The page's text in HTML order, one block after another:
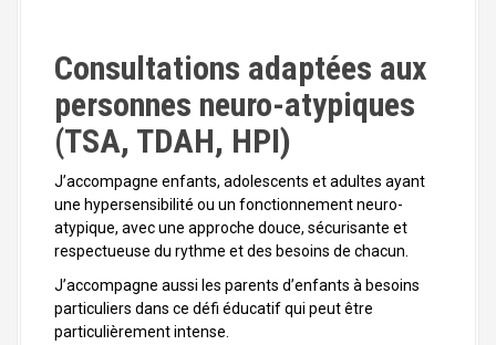
Consultations adaptées aux
personnes neuro-atypiques
(TSA, TDAH, HPI)
J’accompagne enfants, adolescents et adultes ayant
une hypersensibilité ou un fonctionnement neuro-
atypique, avec une approche douce, sécurisante et
respectueuse du rythme et des besoins de chacun.
J’accompagne aussi les parents d’enfants à besoins
particuliers dans ce défi éducatif qui peut être
particulièrement intense.